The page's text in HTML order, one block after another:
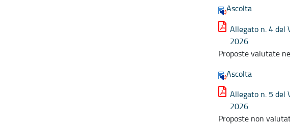
Ascolta
Allegato n. 4 del
2026
Proposte valutate
Ascolta
Allegato n. 5 del
2026
Proposte non